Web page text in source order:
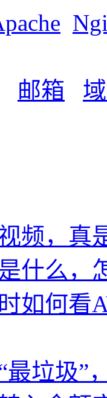
邮箱
频，真
什么，
如何看
最垃圾”